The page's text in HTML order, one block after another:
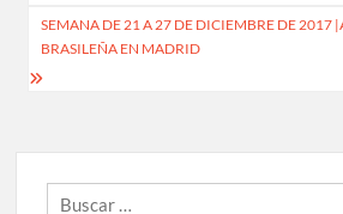
entradas
SEMANA DE 21 A 27 DE DICIEMBRE DE 2017
BRASILEÑA EN MADRID